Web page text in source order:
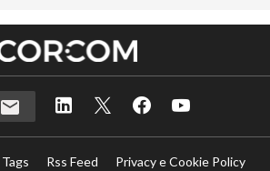
Tags Rss Feed
Privacy e Cookie Policy